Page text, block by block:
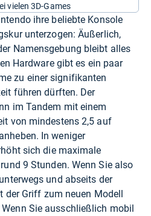
vielen 3D-Games
ihre beliebte Konsole
unterzogen: Äußerlich,
Namensgebung bleibt alles
Hardware gibt es ein paar
zu einer signifikanten
führen dürften. Der
im Tandem mit einem
von mindestens 2,5 auf
In weniger
sich die maximale
9 Stunden. Wenn Sie also
und abseits der
der Griff zum neuen Modell
Sie ausschließlich mobil